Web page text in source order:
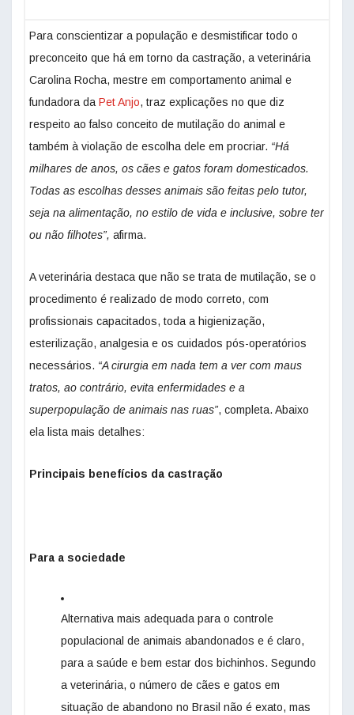
Para conscientizar a população e desmistificar todo o
preconceito que há em torno da castração, a veterinária
Carolina Rocha, mestre em comportamento animal e
fundadora da Pet Anjo, traz explicações no que diz
respeito ao falso conceito de mutilação do animal e
também à violação de escolha dele em procriar. “Há
milhares de anos, os cães e gatos foram domesticados.
Todas as escolhas desses animais são feitas pelo tutor,
seja na alimentação, no estilo de vida e inclusive, sobre ter
ou não filhotes”, afirma.
A veterinária destaca que não se trata de mutilação, se o
procedimento é realizado de modo correto, com
profissionais capacitados, toda a higienização,
esterilização, analgesia e os cuidados pós-operatórios
necessários. “A cirurgia em nada tem a ver com maus
tratos, ao contrário, evita enfermidades e a
superpopulação de animais nas ruas”, completa. Abaixo
ela lista mais detalhes:
Principais benefícios da castração
Para a sociedade
Alternativa mais adequada para o controle
populacional de animais abandonados e é claro,
para a saúde e bem estar dos bichinhos. Segundo
a veterinária, o número de cães e gatos em
situação de abandono no Brasil não é exato, mas